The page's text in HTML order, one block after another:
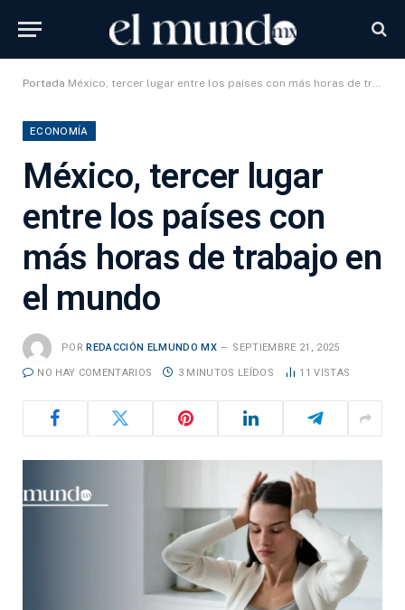
Portada México, tercer lugar entre los países con más horas de trabajo en el mundo
ECONOMÍA
México, tercer lugar
entre los países con
más horas de trabajo en
el mundo
POR REDACCIÓN ELMUNDO MX SEPTIEMBRE 21, 2025
NO HAY COMENTARIOS 3 MINUTOS LEÍDOS 11VISTAS